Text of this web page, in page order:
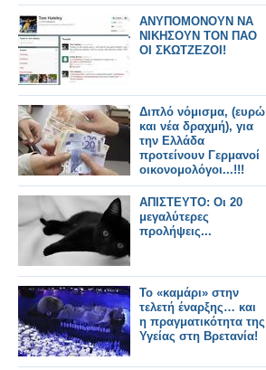
ΑΝΥΠΟΜΟΝΟΥΝ ΝΑ
ΝΙΚΗΣΟΥΝ ΤΟΝ ΠΑΟ
ΟΙ ΣΚΩΤΖΕΖΟΙ!
Διπλό νόμισμα, (ευρώ
και νέα δραχμή), για
την Ελλάδα
προτείνουν Γερμανοί
οικονομολόγοι...!!!
ΑΠΙΣΤΕΥΤΟ: Οι 20
μεγαλύτερες
προλήψεις...
Το «καμάρι» στην
τελετή έναρξης… και
η πραγματικότητα της
Υγείας στη Βρετανία!